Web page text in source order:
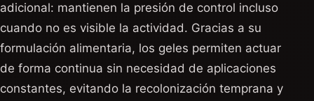
adicional: mantienen la presión de control incluso
cuando no es visible la actividad. Gracias a su
formulación alimentaria, los geles permiten actuar
de forma continua sin necesidad de aplicaciones
constantes, evitando la recolonización temprana y